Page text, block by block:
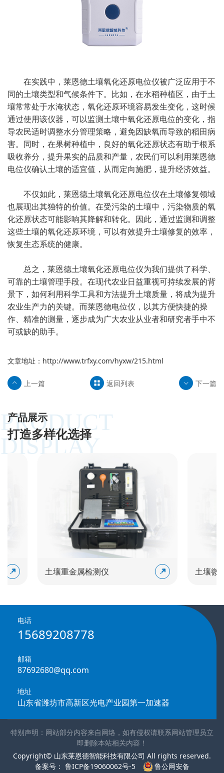
在实践中，莱恩德土壤氧化还原电位仪被广泛应用于不
同的土壤类型和气候条件下。比如，在水稻种植区，由于土
壤常常处于水淹状态，氧化还原环境容易发生变化，这时候
通过使用该仪器，可以监测土壤中氧化还原电位的变化，指
导农民适时调整水分管理策略，避免因缺氧而导致的稻田病
害。同时，在果树种植中，良好的氧化还原状态有助于根系
吸收养分，提升果实的品质和产量，农民们可以利用莱恩德
电位仪确认土壤的适宜值，从而定向施肥，提升经济效益。
不仅如此，莱恩德土壤氧化还原电位仪在土壤修复领域
也展现出其独特的价值。在受污染的土壤中，污染物质的氧
化还原状态可能影响其降解和转化。因此，通过监测和调整
这些土壤的氧化还原环境，可以有效提升土壤修复的效率，
恢复生态系统的健康。
总之，莱恩德土壤氧化还原电位仪为我们提供了科学、
可靠的土壤管理手段。在现代农业日益重视可持续发展的背
景下，如何利用科学工具和方法提升土壤质量，将成为提升
农业生产力的关键。而莱恩德电位仪，以其方便快捷的操
作、精准的测量，逐步成为广大农业从业者和研究者手中不
可或缺的助手。
文章地址： http://www.trfxy.com/hyxw/215.html
上一篇 返回列表 下一篇
产品展示
打造多样化选择
PRODUCT
DISPLAY
土壤重金属检测仪 土壤微
电话
15689208778
邮箱
87692680@qq.com
地址
山东省潍坊市高新区光电产业园第一加速器
特别声明：网站部分内容来自网络，如有侵权请联系网站管理员立
即删除本站相关内容！
Copyright© 山东莱恩德智能科技有限公司 All rights reserved.
备案号： 鲁ICP备19060062号-5
鲁公网安备